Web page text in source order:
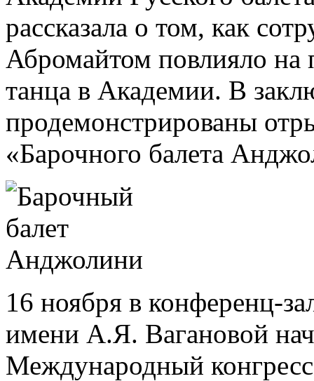
рассказала о том, как
Абромайтом повлияло на
танца в Академии. В
продемонстрированы
«Барочного балета
16 ноября в конференц-
имени А.Я. Вагановой
Международный